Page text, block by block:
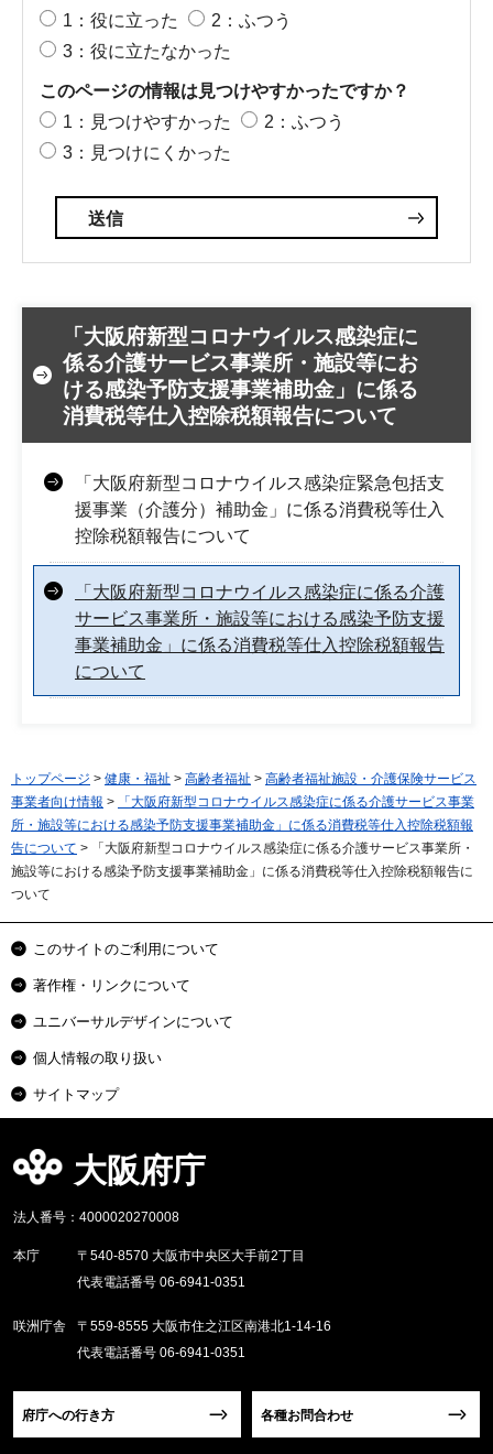
1：役に立った
2：ふつう
3：役に立たなかった
このページの情報は見つけやすかったですか？
1：見つけやすかった
2：ふつう
3：見つけにくかった
「大阪府新型コロナウイルス感染症に
係る介護サービス事業所・施設等にお
ける感染予防支援事業補助金」に係る
消費税等仕入控除税額報告について
「大阪府新型コロナウイルス感染症緊急包括支
援事業（介護分）補助金」に係る消費税等仕入
控除税額報告について
「大阪府新型コロナウイルス感染症に係る介護
サービス事業所・施設等における感染予防支援
事業補助金」に係る消費税等仕入控除税額報告
について
トップページ > 健康・福祉 > 高齢者福祉 > 高齢者福祉施設・介護保険サービス
事業者向け情報 >
「大阪府新型コロナウイルス感染症に係る介護サービス事業
所・施設等における感染予防支援事業補助金」に係る消費税等仕入控除税額報
告について > 「大阪府新型コロナウイルス感染症に係る介護サービス事業所・
施設等における感染予防支援事業補助金」に係る消費税等仕入控除税額報告に
ついて
このサイトのご利用について
著作権・リンクについて
ユニバーサルデザインについて
個人情報の取り扱い
サイトマップ
大阪府庁
法人番号：4000020270008
本庁
〒540-8570 大阪市中央区大手前2丁目
代表電話番号 06-6941-0351
咲洲庁舎
〒559-8555 大阪市住之江区南港北1-14-16
代表電話番号 06-6941-0351
府庁への行き方 各種お問合わせ